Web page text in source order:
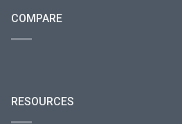
COMPARE
RESOURCES